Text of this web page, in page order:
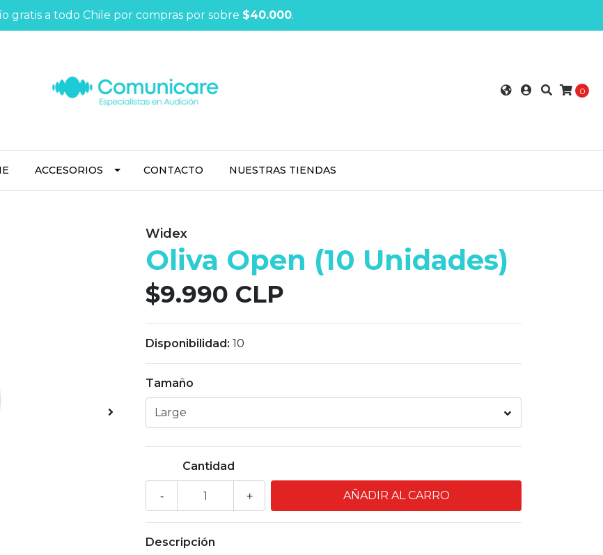
gratis a todo Chile por compras por sobre $40.000.
0
ACCESORIOS CONTACTO NUESTRAS TIENDAS
Widex
Oliva Open (10 Unidades)
$9.990 CLP
Disponibilidad: 10
Tamaño
Cantidad
+
-
Descripción